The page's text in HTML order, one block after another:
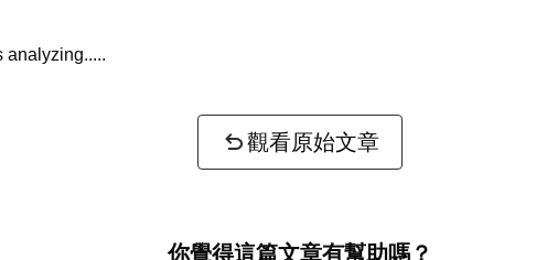
analyzing...
觀看原始文章
你覺得這篇文章有幫助嗎？